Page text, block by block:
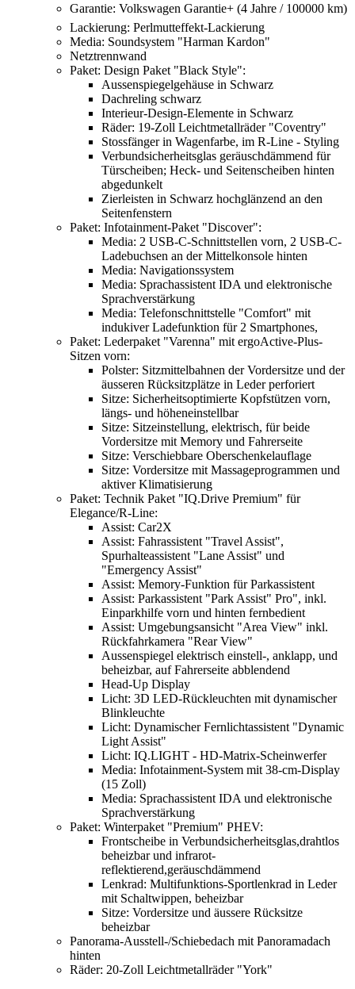
Garantie: Volkswagen Garantie+ (4 Jahre / 100000 km)
Lackierung: Perlmutteffekt-Lackierung
Media: Soundsystem "Harman Kardon"
Netztrennwand
Paket: Design Paket "Black Style":
Aussenspiegelgehäuse in Schwarz
Dachreling schwarz
Interieur-Design-Elemente in Schwarz
Räder: 19-Zoll Leichtmetallräder "Coventry"
Stossfänger in Wagenfarbe, im R-Line - Styling
Verbundsicherheitsglas geräuschdämmend für
Türscheiben; Heck- und Seitenscheiben hinten
abgedunkelt
Zierleisten in Schwarz hochglänzend an den
Seitenfenstern
Paket: Infotainment-Paket "Discover":
Media: 2 USB-C-Schnittstellen vorn, 2 USB-C-
Ladebuchsen an der Mittelkonsole hinten
Media: Navigationssystem
Media: Sprachassistent IDA und elektronische
Sprachverstärkung
Media: Telefonschnittstelle "Comfort" mit
indukiver Ladefunktion für 2 Smartphones,
Paket: Lederpaket "Varenna" mit ergoActive-Plus-
Sitzen vorn:
Polster: Sitzmittelbahnen der Vordersitze und der
äusseren Rücksitzplätze in Leder perforiert
Sitze: Sicherheitsoptimierte Kopfstützen vorn,
längs- und höheneinstellbar
Sitze: Sitzeinstellung, elektrisch, für beide
Vordersitze mit Memory und Fahrerseite
Sitze: Verschiebbare Oberschenkelauflage
Sitze: Vordersitze mit Massageprogrammen und
aktiver Klimatisierung
Paket: Technik Paket "IQ.Drive Premium" für
Elegance/R-Line:
Assist: Car2X
Assist: Fahrassistent "Travel Assist",
Spurhalteassistent "Lane Assist" und
"Emergency Assist"
Assist: Memory-Funktion für Parkassistent
Assist: Parkassistent "Park Assist" Pro", inkl.
Einparkhilfe vorn und hinten fernbedient
Assist: Umgebungsansicht "Area View" inkl.
Rückfahrkamera "Rear View"
Aussenspiegel elektrisch einstell-, anklapp, und
beheizbar, auf Fahrerseite abblendend
Head-Up Display
Licht: 3D LED-Rückleuchten mit dynamischer
Blinkleuchte
Licht: Dynamischer Fernlichtassistent "Dynamic
Light Assist"
Licht: IQ.LIGHT - HD-Matrix-Scheinwerfer
Media: Infotainment-System mit 38-cm-Display
(15 Zoll)
Media: Sprachassistent IDA und elektronische
Sprachverstärkung
Paket: Winterpaket "Premium" PHEV:
Frontscheibe in Verbundsicherheitsglas,drahtlos
beheizbar und infrarot-
reflektierend,geräuschdämmend
Lenkrad: Multifunktions-Sportlenkrad in Leder
mit Schaltwippen, beheizbar
Sitze: Vordersitze und äussere Rücksitze
beheizbar
Panorama-Ausstell-/Schiebedach mit Panoramadach
hinten
Räder: 20-Zoll Leichtmetallräder "York"